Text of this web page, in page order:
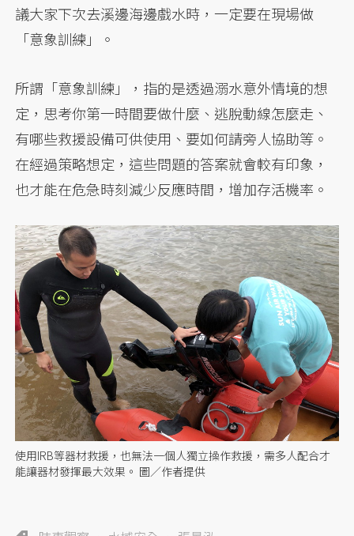
議大家下次去溪邊海邊戲水時，一定要在現場做
「意象訓練」。
所謂「意象訓練」，指的是透過溺水意外情境的想
定，思考你第一時間要做什麼、逃脫動線怎麼走、
有哪些救援設備可供使用、要如何請旁人協助等。
在經過策略想定，這些問題的答案就會較有印象，
也才能在危急時刻減少反應時間，增加存活機率。
使用IRB等器材救援，也無法一個人獨立操作救援，需多人配合才
能讓器材發揮最大效果。 圖／作者提供